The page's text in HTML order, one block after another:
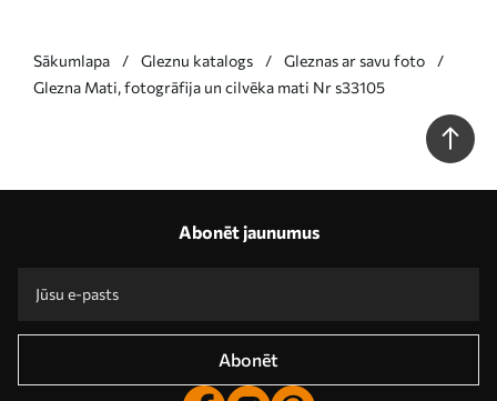
Sākumlapa Gleznu katalogs
Gleznas ar savu foto
Glezna Mati, fotogrāfija un cilvēka mati Nr s33105
Abonēt jaunumus
Abonēt